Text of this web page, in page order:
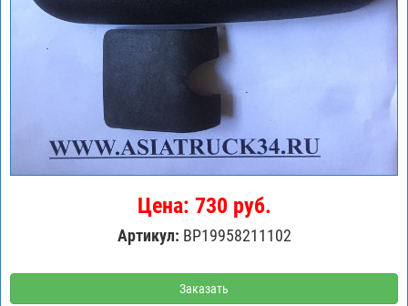
Цена: 730 руб.
Артикул: BP19958211102
Заказать